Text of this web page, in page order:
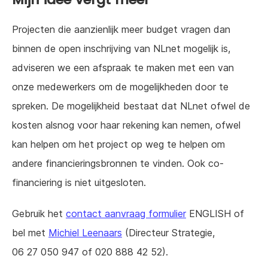
Projecten die aanzienlijk meer budget vragen dan
binnen de open inschrijving van NLnet mogelijk is,
adviseren we een afspraak te maken met een van
onze medewerkers om de mogelijkheden door te
spreken. De mogelijkheid bestaat dat NLnet ofwel de
kosten alsnog voor haar rekening kan nemen, ofwel
kan helpen om het project op weg te helpen om
andere financieringsbronnen te vinden. Ook co-
financiering is niet uitgesloten.
Gebruik het contact aanvraag formulier ENGLISH of
bel met Michiel Leenaars (Directeur Strategie,
06 27 050 947 of 020 888 42 52).